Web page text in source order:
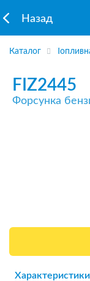
Назад
Каталог
FIZ2445
Форсунка
Характеристики